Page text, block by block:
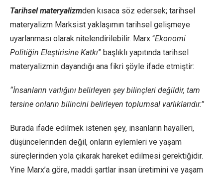
Tarihsel materyalizmden kısaca söz edersek; tarihsel
materyalizm Marksist yaklaşımın tarihsel gelişmeye
uyarlanması olarak nitelendirilebilir. Marx “Ekonomi
Politiğin Eleştirisine Katkı” başlıklı yapıtında tarihsel
materyalizmin dayandığı ana fikri şöyle ifade etmiştir:
“İnsanların varlığını belirleyen şey bilinçleri değildir, tam
tersine onların bilincini belirleyen toplumsal varlıklarıdır.”
Burada ifade edilmek istenen şey, insanların hayalleri,
düşüncelerinden değil, onların eylemleri ve yaşam
süreçlerinden yola çıkarak hareket edilmesi gerektiğidir.
Yine Marx’a göre, maddi şartlar insan üretimini ve yaşam